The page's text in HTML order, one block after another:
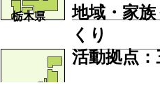
栃木県
地域・家
くり
活動拠点